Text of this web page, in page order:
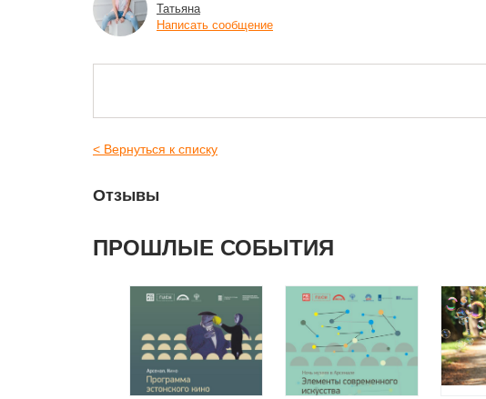
Татьяна
Написать сообщение
< Вернуться к списку
Отзывы
ПРОШЛЫЕ СОБЫТИЯ